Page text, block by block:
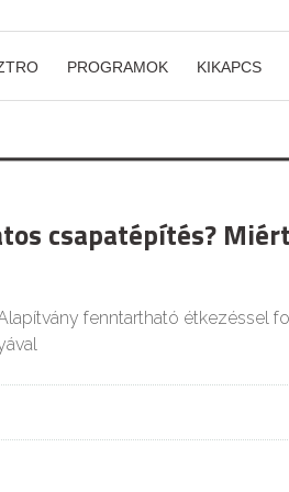
PROGRAMOK KIKAPCS
csapatépítés?
fenntartható étkezéssel